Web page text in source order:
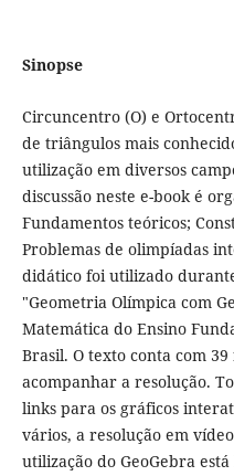
Sinopse
Circuncentro (O) e
de triângulos mais
utilização em diversos
discussão neste e-book é
Fundamentos teóricos;
Problemas de olimpíadas
didático foi utilizado
"Geometria Olímpica com
Matemática do Ensino
Brasil. O texto conta com
acompanhar a resolução.
links para os gráficos
vários, a resolução em
utilização do GeoGebra